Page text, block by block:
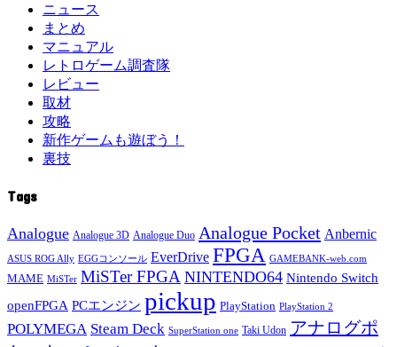
ニュース
まとめ
マニュアル
レトロゲーム調査隊
レビュー
取材
攻略
新作ゲームも遊ぼう！
裏技
Tags
Analogue Analogue 3D Analogue Duo Analogue Pocket Anbernic
ASUS ROG Ally EGGコンソール EverDrive FPGA GAMEBANK-web.com
MAME MiSTer MiSTer FPGA NINTENDO64 Nintendo Switch
openFPGA PCエンジン pickup PlayStation PlayStation 2
POLYMEGA Steam Deck SuperStation one Taki Udon アナログポ